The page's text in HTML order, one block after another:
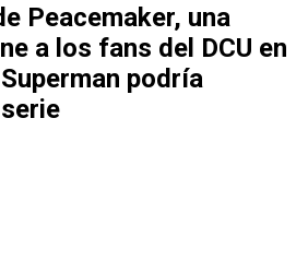
Peacemaker, una
a los fans del DCU en
podría